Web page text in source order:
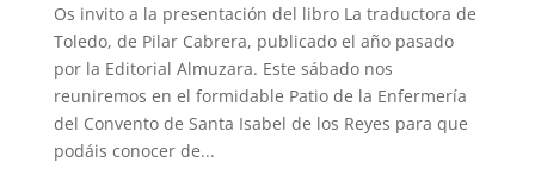
Os invito a la presentación del libro La traductora de
Toledo, de Pilar Cabrera, publicado el año pasado
por la Editorial Almuzara. Este sábado nos
reuniremos en el formidable Patio de la Enfermería
del Convento de Santa Isabel de los Reyes para que
podáis conocer de...